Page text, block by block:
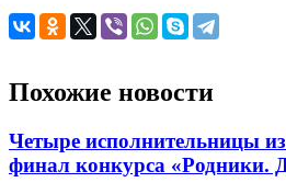
Похожие новости
Четыре исполнительницы
финал конкурса «Родники.